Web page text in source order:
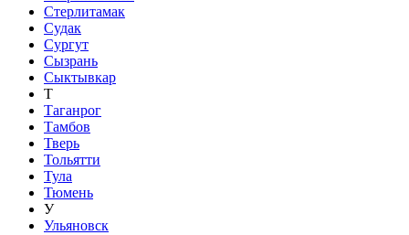
Стерлитамак
Судак
Сургут
Сызрань
Сыктывкар
Т
Таганрог
Тамбов
Тверь
Тольятти
Тула
Тюмень
У
Ульяновск